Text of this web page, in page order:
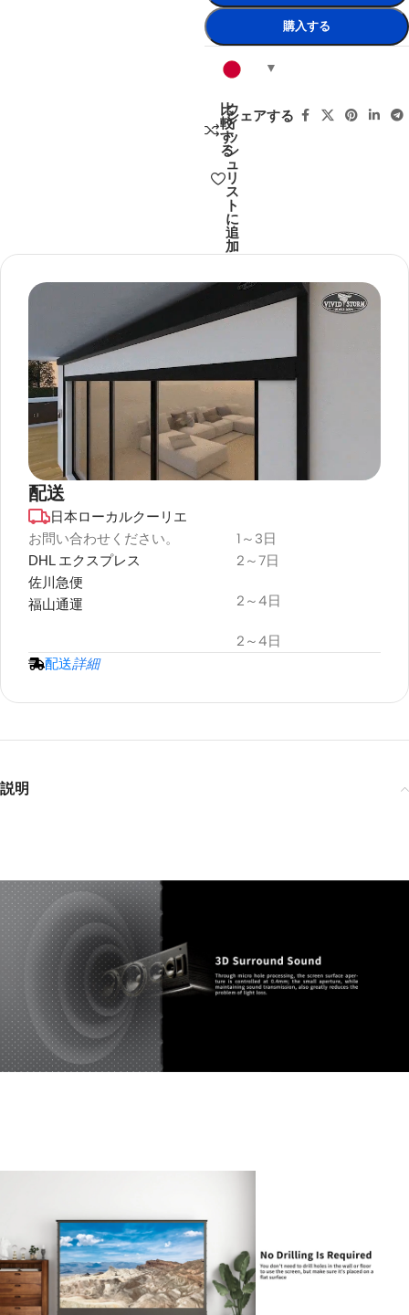
購入する
比
較
す
る
ウ
ィ
ッ
シ
ュ
リ
ス
ト
に
追
加
シェアする
デュラプラス
耐候性
プロジェクタースクリーン
配送
日本ローカルクーリエ
お問い合わせください。 1～3日
DHL エクスプレス
佐川急便
福山通運
2～7日
2～4日
2～4日
配送詳細
説明